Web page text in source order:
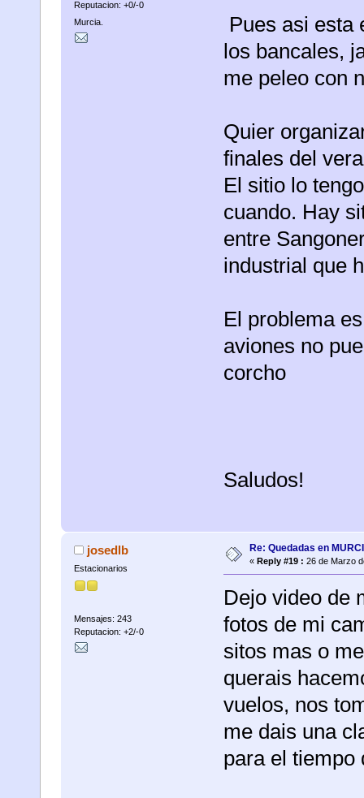
Reputacion: +0/-0
Murcia.
Pues asi esta
los bancales,
me peleo con
Quier
finales del
El sitio lo
cuando. Hay
entre
industrial que
El problema
aviones no
corcho
Saludos!
josedlb
Estacionarios
Mensajes: 243
Reputacion: +2/-0
Re: Quedadas en
« Reply #19 : 26 de Marzo
Dejo video de
fotos de mi
sitos mas o
querais
vuelos, nos
me dais una
para el tiempo